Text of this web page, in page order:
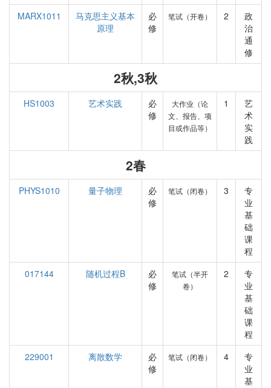
MARX1011
马克思主义基本
原理
必
修
笔试（开卷） 2
政
治
通
修
2秋,3秋
HS1003 艺术实践
必
修
大作业（论
文、报告、项
目或作品等）
1
艺
术
实
践
2春
PHYS1010 量子物理
必
修
笔试（闭卷） 3
专
业
基
础
课
程
017144
随机过程B
必
修
笔试（半开
卷）
2
专
业
基
础
课
程
229001
离散数学
必
修
笔试（闭卷） 4
专
业
基